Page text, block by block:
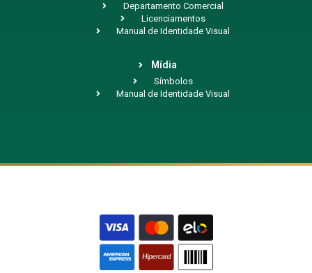
Departamento Comercial
Licenciamentos
Manual de Identidade Visual
Mídia
Símbolos
Manual de Identidade Visual